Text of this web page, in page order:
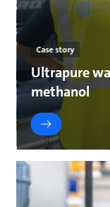
Case story
Ultrapure
methanol